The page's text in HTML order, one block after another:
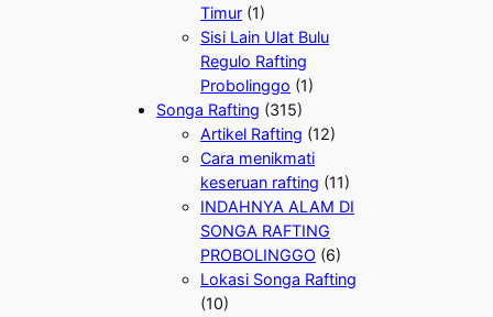
Timur (1)
Sisi Lain Ulat Bulu
Regulo Rafting
Probolinggo (1)
Songa Rafting (315)
Artikel Rafting (12)
Cara menikmati
keseruan rafting (11)
INDAHNYA ALAM DI
SONGA RAFTING
PROBOLINGGO (6)
Lokasi Songa Rafting
(10)